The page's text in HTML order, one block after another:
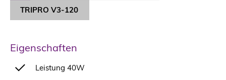
TRIPRO V3-120
Eigenschaften
Leistung 40W